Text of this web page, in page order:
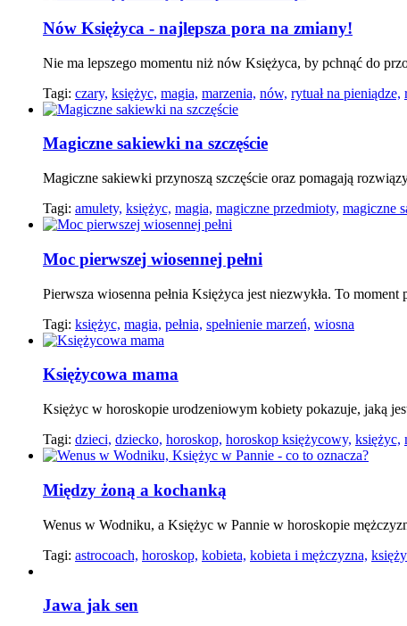
Nów Księżyca - najlepsza pora na zmiany!
Nie ma lepszego momentu niż nów Księżyca, by pchnąć do
Tagi: czary, księżyc, magia, marzenia, nów, rytuał na pieniądze,
Magiczne sakiewki na szczęście
Magiczne sakiewki przynoszą szczęście oraz pomagają
Tagi: amulety, księżyc, magia, magiczne przedmioty, magiczne
Moc pierwszej wiosennej pełni
Pierwsza wiosenna pełnia Księżyca jest niezwykła. To
Tagi: księżyc, magia, pełnia, spełnienie marzeń, wiosna
Księżycowa mama
Księżyc w horoskopie urodzeniowym kobiety pokazuje, jaką
Tagi: dzieci, dziecko, horoskop, horoskop księżycowy, księżyc,
Między żoną a kochanką
Wenus w Wodniku, a Księżyc w Pannie w horoskopie
Tagi: astrocoach, horoskop, kobieta, kobieta i mężczyzna,
Jawa jak sen